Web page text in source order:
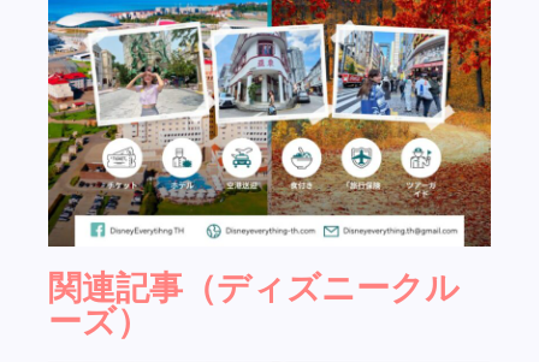
関連記事（ディズニークル
ーズ）